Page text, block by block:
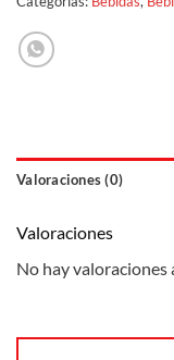
Valoraciones (0)
Valoraciones
No hay valoraciones